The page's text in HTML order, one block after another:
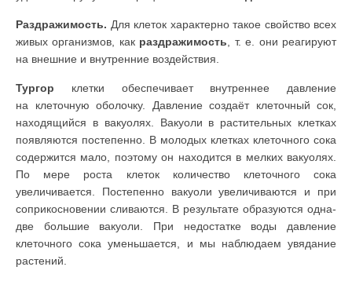
Раздражимость. Для клеток характерно такое свойство всех
живых орга­низмов, как раздражимость , т. е. они реагируют
на внешние и внутренние воздействия.
Тургор клетки обеспечивает вну­треннее давление
на клеточную оболочку. Давление создаёт клеточный сок,
находящийся в вакуолях. Вакуоли в растительных клетках
появляются постепенно. В молодых клетках клеточного сока
содержится мало, поэтому он находится в мелких вакуолях.
По мере роста клеток количество клеточ­ного сока
увеличивается. Постепенно вакуоли увеличиваются и при
соприкосновении сливаются. В результате образуются одна-
две большие вакуоли. При недостатке воды давление
клеточного сока уменьшается, и мы наблюдаем увядание
растений.